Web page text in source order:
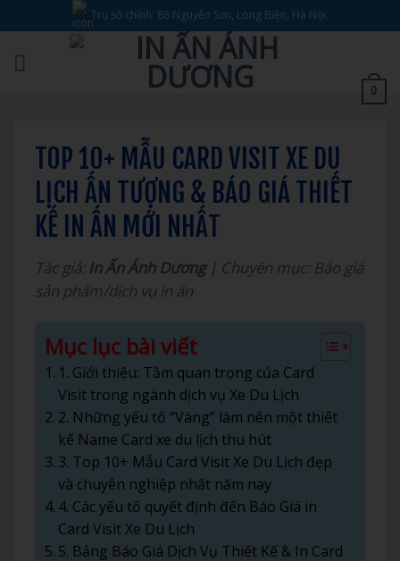
qua
nội
dung
Trụ sở chính: 88 Nguyễn Sơn, Long Biên, Hà Nội.
0
TOP 10+ MẪU CARD VISIT XE DU
LỊCH ẤN TƯỢNG & BÁO GIÁ THIẾT
KẾ IN ẤN MỚI NHẤT
Tác giả: In Ấn Ánh Dương| Chuyên mục: Báo giá
sản phẩm/dịch vụ in ấn
Mục lục bài viết
1. Giới thiệu: Tầm quan trọng của Card
Visit trong ngành dịch vụ Xe Du Lịch
2. Những yếu tố “Vàng” làm nên một thiết
kế Name Card xe du lịch thu hút
3. Top 10+ Mẫu Card Visit Xe Du Lịch đẹp
và chuyên nghiệp nhất năm nay
4. Các yếu tố quyết định đến Báo Giá in
Card Visit Xe Du Lịch
5. Bảng Báo Giá Dịch Vụ Thiết Kế & In Card